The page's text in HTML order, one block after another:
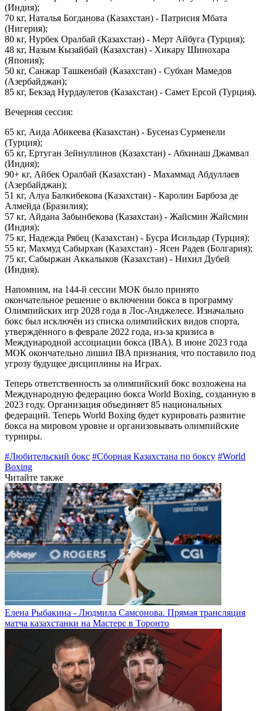
(Индия);
70 кг, Наталья Богданова (Казахстан) - Патрисия Мбата
(Нигерия);
80 кг, Нурбек Оралбай (Казахстан) - Мерт Айбуга (Турция);
48 кг, Назым Кызайбай (Казахстан) - Хикару Шинохара
(Япония);
50 кг, Санжар Ташкенбай (Казахстан) - Субхан Мамедов
(Азербайджан);
85 кг, Бекзад Нурдаулетов (Казахстан) - Самет Ерсой (Турция).
Вечерняя сессия:
65 кг, Аида Абикеева (Казахстан) - Бусеназ Сурменели
(Турция);
65 кг, Ертуган Зейнуллинов (Казахстан) - Абхинаш Джамвал
(Индия);
90+ кг, Айбек Оралбай (Казахстан) - Махаммад Абдуллаев
(Азербайджан);
51 кг, Алуа Балкибекова (Казахстан) - Каролин Барбоза де
Алмейда (Бразилия);
57 кг, Айдана Забынбекова (Казахстан) - Жайсмин Жайсмин
(Индия);
75 кг, Надежда Рябец (Казахстан) - Бусра Исильдар (Турция);
55 кг, Махмуд Сабырхан (Казахстан) - Ясен Радев (Болгария);
75 кг, Сабыржан Аккалыков (Казахстан) - Нихил Дубей
(Индия).
Напомним, на 144-й сессии МОК было принято
окончательное решение о включении бокса в программу
Олимпийских игр 2028 года в Лос-Анджелесе. Изначально
бокс был исключён из списка олимпийских видов спорта,
утверждённого в феврале 2022 года, из-за кризиса в
Международной ассоциации бокса (IBA). В июне 2023 года
МОК окончательно лишил IBA признания, что поставило под
угрозу будущее дисциплины на Играх.
Теперь ответственность за олимпийский бокс возложена на
Международную федерацию бокса World Boxing, созданную в
2023 году. Организация объединяет 85 национальных
федераций. Теперь World Boxing будет курировать развитие
бокса на мировом уровне и организовывать олимпийские
турниры.
#Любительский бокс #Сборная Казахстана по боксу #World
Boxing
Читайте также
Елена Рыбакина - Людмила Самсонова. Прямая трансляция
матча казахстанки на Мастерс в Торонто